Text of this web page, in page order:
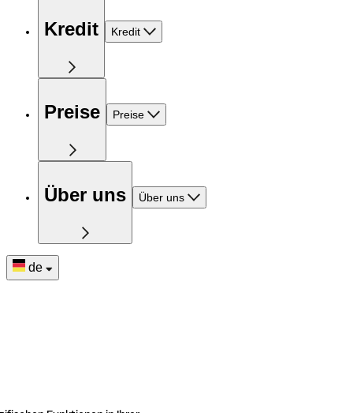
Kredit Kredit
Preise Preise
Über uns Über uns
de